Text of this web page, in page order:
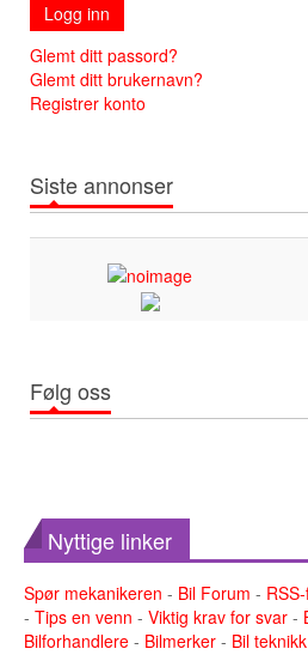
Logg inn
Glemt ditt passord?
Glemt ditt brukernavn?
Registrer konto
Siste annonser
Følg oss
Nyttige linker
Spør mekanikeren - Bil Forum -
- Tips en venn - Viktig krav for svar -
Bilforhandlere - Bilmerker - Bil teknikk